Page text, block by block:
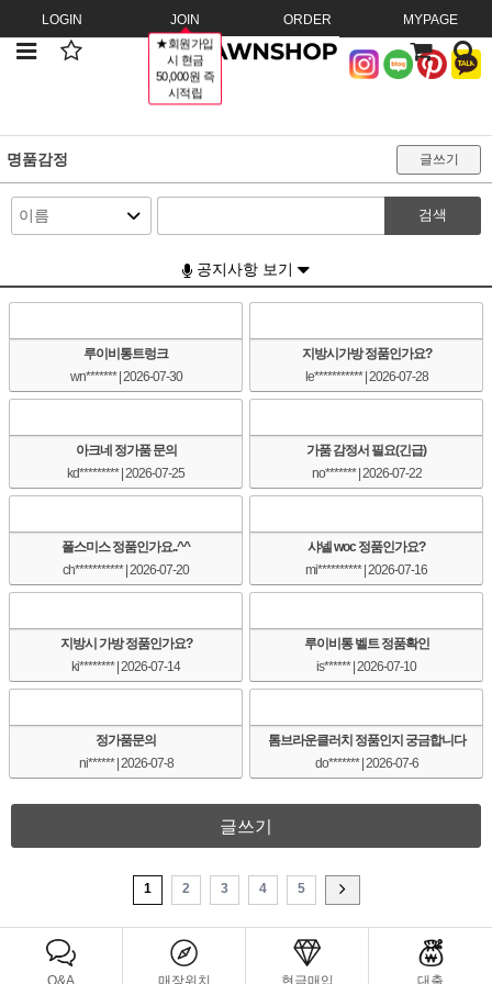
LOGIN JOIN
★회원가입
시 현금
50,000원 즉
시적립
ORDER MYPAGE
명품감정 글쓰기
검색
공지사항 보기
루이비통트렁크
wn******* | 2026-07-30
지방시가방 정품인가요?
le*********** | 2026-07-28
아크네 정가품 문의
kd********* | 2026-07-25
가품 감정서 필요(긴급)
no******* | 2026-07-22
폴스미스 정품인가요..^^
ch*********** | 2026-07-20
샤넬 woc 정품인가요?
mi********** | 2026-07-16
지방시 가방 정품인가요?
ki******** | 2026-07-14
루이비통 벨트 정품확인
is****** | 2026-07-10
정가품문의
ni****** | 2026-07-8
톰브라운클러치 정품인지 궁금합니다
do******* | 2026-07-6
글쓰기
1 2 3 4 5
Q&A 매장위치 현금매입 대출